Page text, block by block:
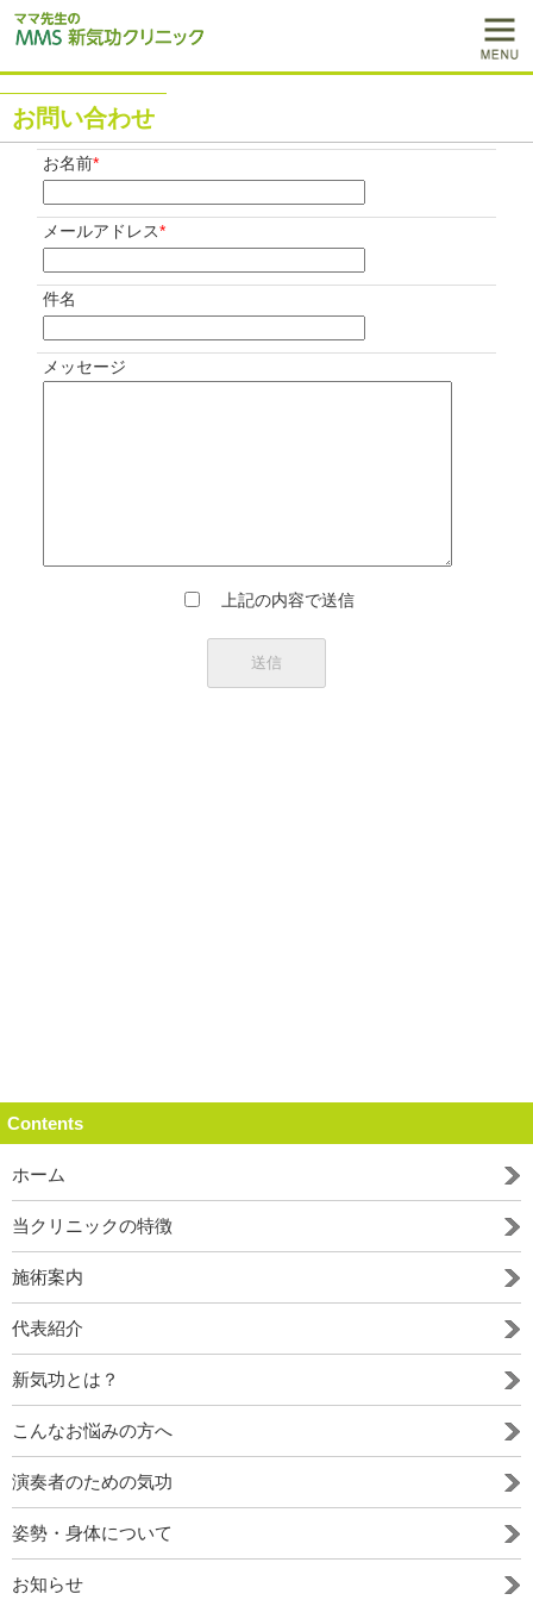
お問い合わせ
お名前*
メールアドレス*
件名
メッセージ
上記の内容で送信
Contents
ホーム
当クリニックの特徴
施術案内
代表紹介
新気功とは？
こんなお悩みの方へ
演奏者のための気功
姿勢・身体について
お知らせ